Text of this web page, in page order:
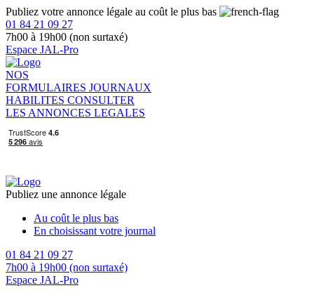
Publiez votre annonce légale au coût le plus bas
01 84 21 09 27
7h00 à 19h00 (non surtaxé)
Espace JAL-Pro
NOS
FORMULAIRES JOURNAUX
HABILITES CONSULTER
LES ANNONCES LEGALES
Publiez une annonce légale
Au coût le plus bas
En choisissant votre journal
01 84 21 09 27
7h00 à 19h00 (non surtaxé)
Espace JAL-Pro